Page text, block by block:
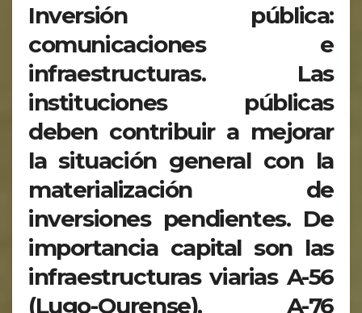
Inversión pública:
comunicaciones e
infraestructuras. Las
instituciones públicas
deben contribuir a mejorar
la situación general con la
materialización de
inversiones pendientes. De
importancia capital son las
infraestructuras viarias A-56
(Lugo-Ourense), A-76